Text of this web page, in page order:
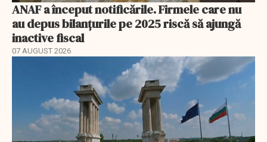
ANAF a început notificările. Firmele care nu
au depus bilanțurile pe 2025 riscă să ajungă
inactive fiscal
07 AUGUST 2026